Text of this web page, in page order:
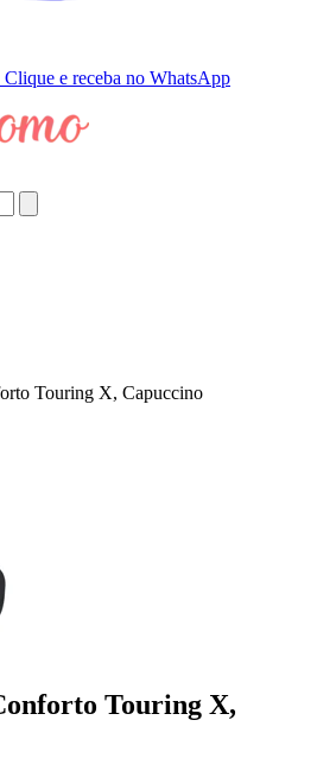
Clique e receba no WhatsApp
Touring X, Capuccino
Touring X,